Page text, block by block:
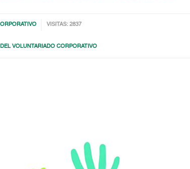
VISITAS: 2837
VOLUNTARIADO CORPORATIVO